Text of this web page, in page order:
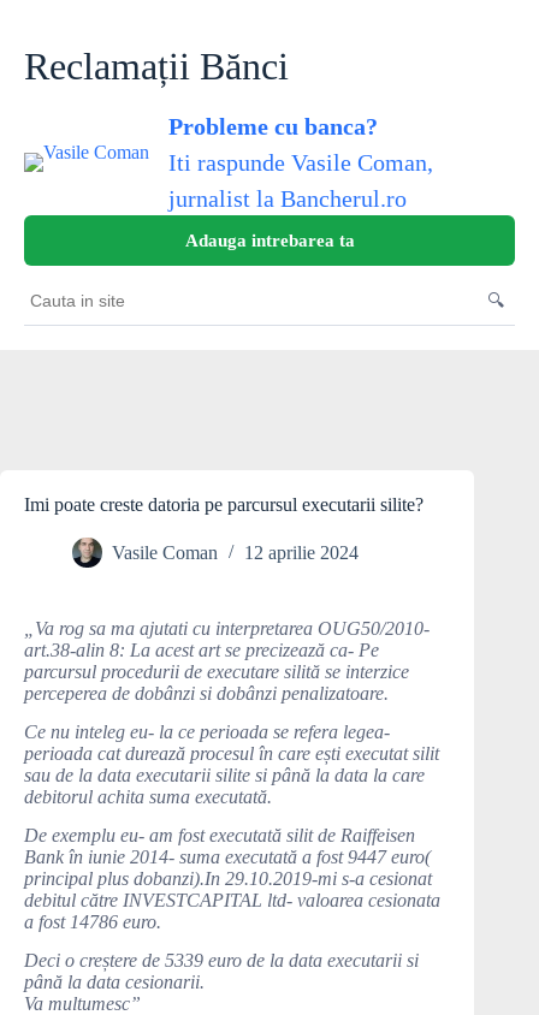
conținutReclamații Bănci
Probleme cu banca?
Iti raspunde Vasile Coman,
jurnalist la Bancherul.ro
Adauga intrebarea ta
Cauta
in
🔍
Imi poate creste datoria pe parcursul executarii silite?
Vasile Coman 12 aprilie 2024
„Va rog sa ma ajutati cu interpretarea OUG50/2010-
art.38-alin 8: La acest art se precizează ca- Pe
parcursul procedurii de executare silită se interzice
perceperea de dobânzi si dobânzi penalizatoare.
Ce nu inteleg eu- la ce perioada se refera legea-
perioada cat durează procesul în care ești executat silit
sau de la data executarii silite si până la data la care
debitorul achita suma executată.
De exemplu eu- am fost executată silit de Raiffeisen
Bank în iunie 2014- suma executată a fost 9447 euro(
principal plus dobanzi).In 29.10.2019-mi s-a cesionat
debitul către INVESTCAPITAL ltd- valoarea cesionata
a fost 14786 euro.
Deci o creștere de 5339 euro de la data executarii si
până la data cesionarii.
Va multumesc”